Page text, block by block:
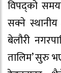
विपद्को
सक्ने
बेलौरी
तालिम’ सुरु